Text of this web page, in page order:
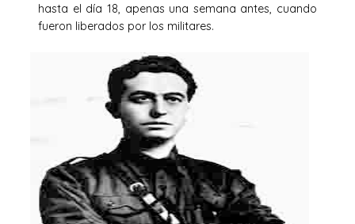
hasta el día 18, apenas una semana antes, cuando
fueron liberados por los militares.